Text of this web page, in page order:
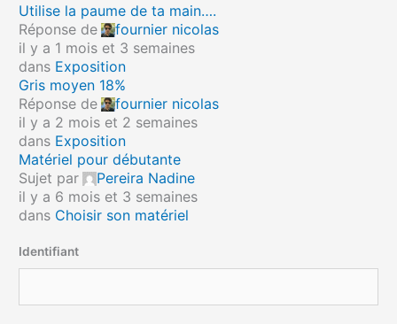
Utilise la paume de ta main….
Réponse de
fournier nicolas
il y a 1 mois et 3 semaines
dans Exposition
Gris moyen 18%
Réponse de
fournier nicolas
il y a 2 mois et 2 semaines
dans Exposition
Matériel pour débutante
Sujet par
Pereira Nadine
il y a 6 mois et 3 semaines
dans Choisir son matériel
Identifiant